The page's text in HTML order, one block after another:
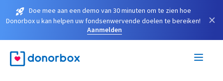
Doe mee aan een demo van 30 minuten om te zien hoe
Donorbox u kan helpen uw fondsenwervende doelen te bereiken!
Aanmelden
×